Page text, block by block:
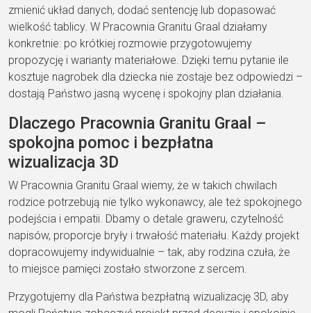
zmienić układ danych, dodać sentencję lub dopasować
wielkość tablicy. W Pracownia Granitu Graal działamy
konkretnie: po krótkiej rozmowie przygotowujemy
propozycję i warianty materiałowe. Dzięki temu pytanie ile
kosztuje nagrobek dla dziecka nie zostaje bez odpowiedzi –
dostają Państwo jasną wycenę i spokojny plan działania.
Dlaczego Pracownia Granitu Graal –
spokojna pomoc i bezpłatna
wizualizacja 3D
W Pracownia Granitu Graal wiemy, że w takich chwilach
rodzice potrzebują nie tylko wykonawcy, ale też spokojnego
podejścia i empatii. Dbamy o detale graweru, czytelność
napisów, proporcje bryły i trwałość materiału. Każdy projekt
dopracowujemy indywidualnie – tak, aby rodzina czuła, że
to miejsce pamięci zostało stworzone z sercem.
Przygotujemy dla Państwa bezpłatną wizualizację 3D, aby